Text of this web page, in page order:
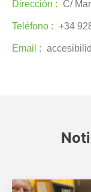
Dirección : C/
Teléfono : +34
Email :